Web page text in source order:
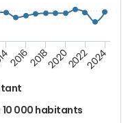
10 000 habitants
20162018202020222024